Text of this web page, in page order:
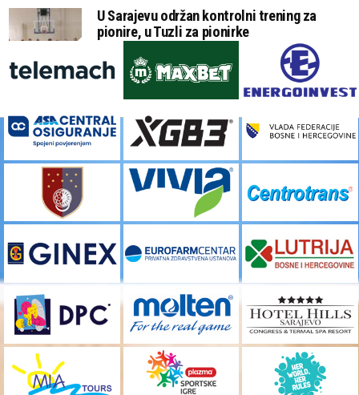
U Sarajevu održan kontrolni trening za
pionire, u Tuzli za pionirke